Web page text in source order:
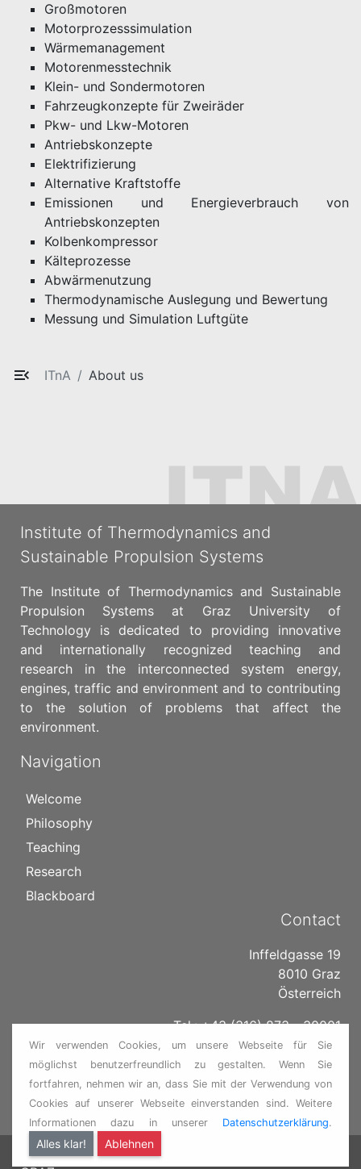
Großmotoren
Motorprozesssimulation
Wärmemanagement
Motorenmesstechnik
Klein- und Sondermotoren
Fahrzeugkonzepte für Zweiräder
Pkw- und Lkw-Motoren
Antriebskonzepte
Elektrifizierung
Alternative Kraftstoffe
Emissionen und Energieverbrauch von
Antriebskonzepten
Kolbenkompressor
Kälteprozesse
Abwärmenutzung
Thermodynamische Auslegung und Bewertung
Messung und Simulation Luftgüte
ITnA About us
Institute of Thermodynamics and
Sustainable Propulsion Systems
The Institute of Thermodynamics and Sustainable
Propulsion Systems at Graz University of
Technology is dedicated to providing innovative
and internationally recognized teaching and
research in the interconnected system energy,
engines, traffic and environment and to contributing
to the solution of problems that affect the
environment.
Navigation
Welcome
Philosophy
Teaching
Research
Blackboard
Contact
Inffeldgasse 19
8010 Graz
Österreich
Tel.: +43 (316) 873 - 30001
Fax: +43 (316) 873 - 30002
E-Mail:
institut@ivt.tugraz.at
www.itna.tugraz.at
ITNA TU GRAZ•TU
Wir verwenden Cookies, um unsere Webseite für Sie
möglichst benutzerfreundlich zu gestalten. Wenn Sie
fortfahren, nehmen wir an, dass Sie mit der Verwendung von
Cookies auf unserer Webseite einverstanden sind. Weitere
Informationen dazu in unserer Datenschutzerklärung.
Alles klar! Ablehnen